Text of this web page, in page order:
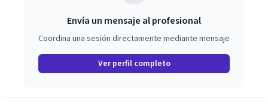
Envía un mensaje al profesional
Coordina una sesión directamente mediante mensaje
Ver perfil completo